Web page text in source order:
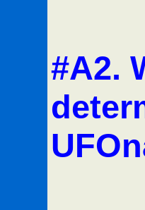
#A2.